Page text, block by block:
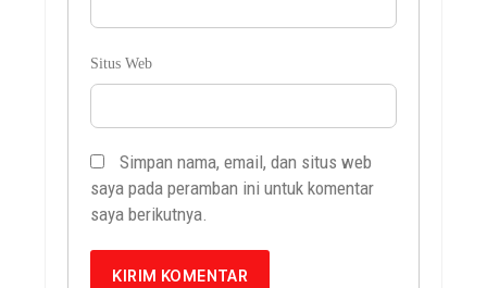
Situs Web
Simpan nama, email, dan situs web
saya pada peramban ini untuk komentar
saya berikutnya.